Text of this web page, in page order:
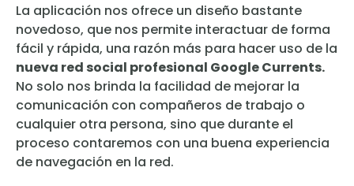
La aplicación nos ofrece un diseño bastante
novedoso, que nos permite interactuar de forma
fácil y rápida, una razón más para hacer uso de la
nueva red social profesional Google Currents.
No solo nos brinda la facilidad de mejorar la
comunicación con compañeros de trabajo o
cualquier otra persona, sino que durante el
proceso contaremos con una buena experiencia
de navegación en la red.